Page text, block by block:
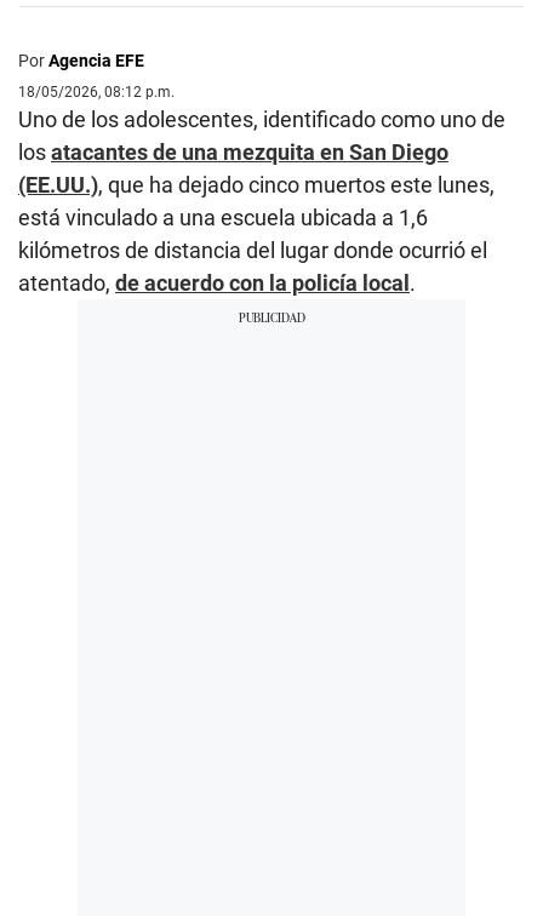
PorAgencia EFE
18/05/2026, 08:12 p.m.
Uno de los adolescentes, identificado como uno de
losatacantes de una mezquita en San Diego
(EE.UU.), que ha dejado cinco muertos este lunes,
está vinculado a una escuela ubicada a 1,6
kilómetros de distancia del lugar donde ocurrió el
atentado, de acuerdo con la policía local.